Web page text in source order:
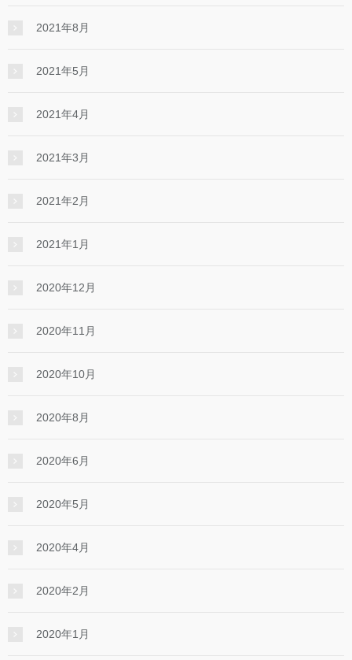
2021年8月
2021年5月
2021年4月
2021年3月
2021年2月
2021年1月
2020年12月
2020年11月
2020年10月
2020年8月
2020年6月
2020年5月
2020年4月
2020年2月
2020年1月